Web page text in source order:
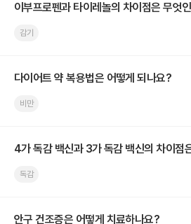
이부프로펜과 타이레놀의 차이점은 무엇
감기
다이어트 약 복용법은 어떻게 되나요?
비만
4가 독감 백신과 3가 독감 백신의 차이점
독감
안구 건조증은 어떻게 치료하나요?